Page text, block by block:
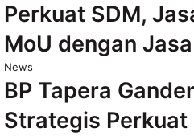
Perkuat SDM,
MoU dengan
News
BP Tapera
Strategis Perkuat